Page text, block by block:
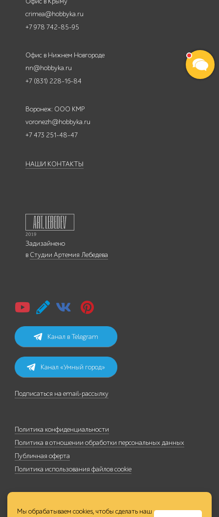
crimea@hobbyka.ru
+7 978 742-85-95
Офис в Нижнем Новгороде
nn@hobbyka.ru
+7 (831) 228-16-84
Воронеж: ООО КМР
voronezh@hobbyka.ru
+7 473 251-48-47
НАШИ КОНТАКТЫ
Задизайнено
в Студии Артемия Лебедева
Канал в Telegram
Канал «Умный город»
Подписаться на email-рассылку
Политика конфиденциальности
Политика в отношении обработки персональных данных
Публичная оферта
Политика использования файлов cookie
Мы обрабатываем cookies, чтобы сделать наш